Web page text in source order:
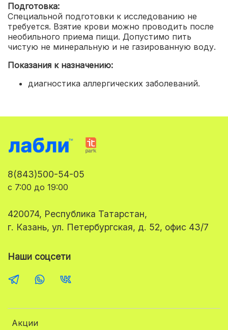
Подготовка:
Специальной подготовки к исследованию не
требуется. Взятие крови можно проводить после
необильного приема пищи. Допустимо пить
чистую не минеральную и не газированную воду.
Показания к назначению:
диагностика аллергических заболеваний.
Акции
8(843)500-54-05
с 7:00 до 19:00
420074, Республика Татарстан,
г. Казань, ул. Петербургская, д. 52, офис 43/7
Наши соцсети